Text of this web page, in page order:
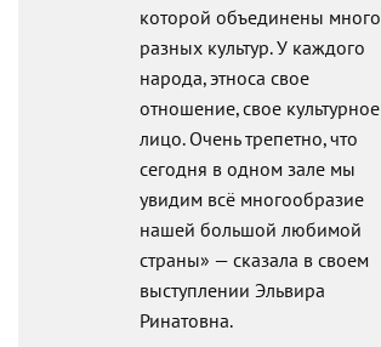
которой объединены много
разных культур. У каждого
народа, этноса свое
отношение, свое культурное
лицо. Очень трепетно, что
сегодня в одном зале мы
увидим всё многообразие
нашей большой любимой
страны» — сказала в своем
выступлении Эльвира
Ринатовна.